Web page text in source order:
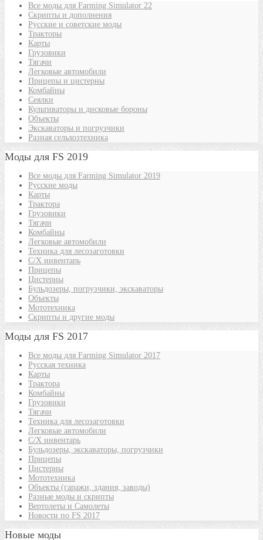
Все моды для Farming Simulator 22
Скрипты и дополнения
Русские и советские моды
Тракторы
Карты
Грузовики
Тягачи
Легковые автомобили
Прицепы и цистерны
Комбайны
Сеялки
Культиваторы и дисковые бороны
Объекты
Экскаваторы и погрузчики
Разная сельхозтехника
Моды для FS 2019
Все моды для Farming Simulator 2019
Русские моды
Карты
Трактора
Грузовики
Тягачи
Комбайны
Легковые автомобили
Техника для лесозаготовки
С/Х инвентарь
Прицепы
Цистерны
Бульдозеры, погрузчики, экскаваторы
Объекты
Мототехника
Скрипты и другие моды
Моды для FS 2017
Все моды для Farming Simulator 2017
Русская техника
Карты
Трактора
Комбайны
Грузовики
Тягачи
Техника для лесозаготовки
Легковые автомобили
С/Х инвентарь
Бульдозеры, экскаваторы, погрузчики
Прицепы
Цистерны
Мототехника
Объекты (гаражи, здания, заводы)
Разные моды и скрипты
Вертолеты и Самолеты
Новости по FS 2017
Новые моды